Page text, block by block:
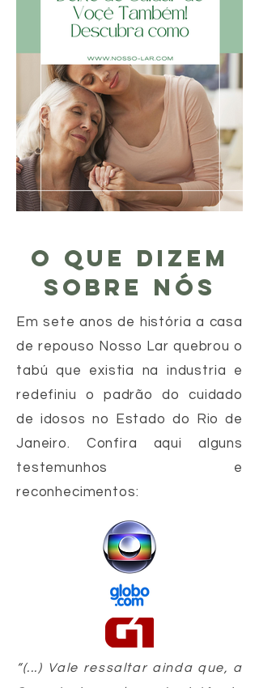
O QUE DIZEM
SOBRE NÓS
Em sete anos de história a casa
de repouso Nosso Lar quebrou o
tabú que existia na industria e
redefiniu o padrão do cuidado
de idosos no Estado do Rio de
Janeiro. Confira aqui alguns
testemunhos e
reconhecimentos:
“(...) Vale ressaltar ainda que, a